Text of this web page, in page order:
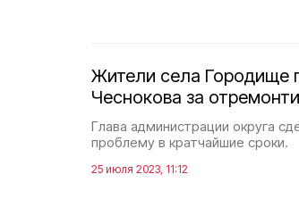
Жители села Городище
Чеснокова за
Глава администрации округа
проблему в кратчайшие сроки.
25 июля 2023, 11:12